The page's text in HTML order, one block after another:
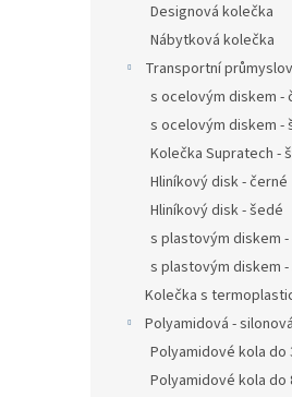
Designová kolečka
Nábytková kolečka
Transportní
s ocelovým diskem -
s ocelovým diskem -
Kolečka Supratech -
Hliníkový disk - černé
Hliníkový disk - šedé
s plastovým diskem
s plastovým diskem -
Kolečka s
Polyamidová -
Polyamidové kola do
Polyamidové kola do